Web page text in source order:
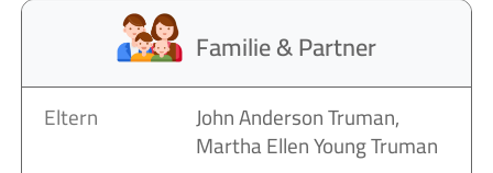
Familie & Partner
Eltern John Anderson Truman,
Martha Ellen Young Truman